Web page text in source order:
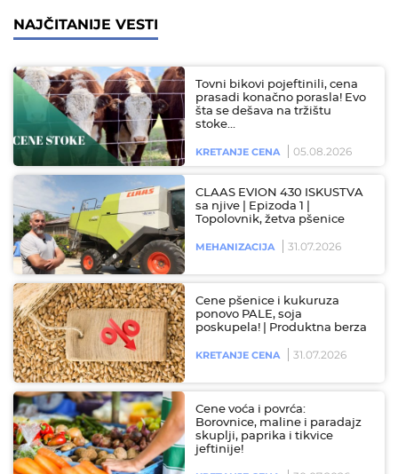
NAJČITANIJE VESTI
Tovni bikovi pojeftinili, cena
prasadi konačno porasla! Evo
šta se dešava na tržištu
stoke…
KRETANJE CENA 05.08.2026
CLAAS EVION 430 ISKUSTVA
sa njive | Epizoda 1 |
Topolovnik, žetva pšenice
MEHANIZACIJA 31.07.2026
Cene pšenice i kukuruza
ponovo PALE, soja
poskupela! | Produktna berza
KRETANJE CENA 31.07.2026
Cene voća i povrća:
Borovnice, maline i paradajz
skuplji, paprika i tikvice
jeftinije!